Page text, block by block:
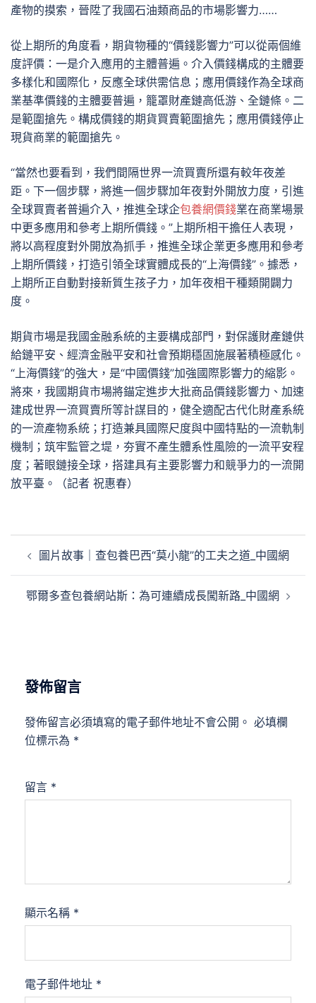
產物的摸索，晉陞了我國石油類商品的市場影響力……
從上期所的角度看，期貨物種的“價錢影響力”可以從兩個維
度評價：一是介入應用的主體普遍。介入價錢構成的主體要
多樣化和國際化，反應全球供需信息；應用價錢作為全球商
業基準價錢的主體要普遍，籠罩財產鏈高低游、全鏈條。二
是範圍搶先。構成價錢的期貨買賣範圍搶先；應用價錢停止
現貨商業的範圍搶先。
“當然也要看到，我們間隔世界一流買賣所還有較年夜差
距。下一個步驟，將進一個步驟加年夜對外開放力度，引進
全球買賣者普遍介入，推進全球企包養網價錢業在商業場景
中更多應用和參考上期所價錢。”上期所相干擔任人表現，
將以高程度對外開放為抓手，推進全球企業更多應用和參考
上期所價錢，打造引領全球實體成長的“上海價錢”。據悉，
上期所正自動對接新質生孩子力，加年夜相干種類開闢力
度。
期貨市場是我國金融系統的主要構成部門，對保護財產鏈供
給鏈平安、經濟金融平安和社會預期穩固施展著積極感化。
“上海價錢”的強大，是“中國價錢”加強國際影響力的縮影。
將來，我國期貨市場將錨定進步大批商品價錢影響力、加速
建成世界一流買賣所等計謀目的，健全適配古代化財產系統
的一流產物系統；打造兼具國際尺度與中國特點的一流軌制
機制；筑牢監管之堤，夯實不產生體系性風險的一流平安程
度；著眼鏈接全球，搭建具有主要影響力和競爭力的一流開
放平臺。（記者 祝惠春）
覽
圖片故事｜查包養巴西“莫小龍”的工夫之道_中國網
鄂爾多查包養網站斯：為可連續成長闖新路_中國網
發佈留言
發佈留言必須填寫的電子郵件地址不會公開。 必填欄
位標示為 *
留言 *
顯示名稱 *
電子郵件地址 *